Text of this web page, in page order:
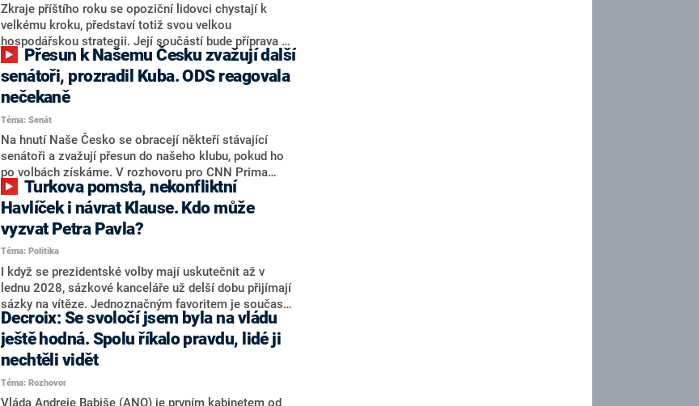
Zkraje příštího roku se opoziční lidovci chystají k
velkému kroku, představí totiž svou velkou
hospodářskou strategii. Její součástí bude příprava na
stárnutí populace, řekl ve středu na setkání s novináři
nový předseda lidovců Jan Grolich. Ten zároveň v
senátních volbách kandiduje ve Vyškově. Popsal i
aktivitu opozice, o níž vládní strany nebo političtí
komentátoři mluví jako o slabé a v defenzivě. „Je to
úmorná práce upozorňovat na chyby vlády. Ministři s
námi navíc nechodí do debat. Chceme ale ukazovat
svoje témata,“ odpověděl Grolich na dotaz CNN Prima
NEWS.
senátoři, prozradil Kuba. ODS reagovala
nečekaně
Téma: Senát
Na hnutí Naše Česko se obracejí někteří stávající
senátoři a zvažují přesun do našeho klubu, pokud ho
po volbách získáme. V rozhovoru pro CNN Prima
NEWS to řekl zakladatel hnutí a jihočeský hejtman
Martin Kuba. Konkrétní nebyl, ale získat by takto mohl
například senátora Zdeňka Hrabu, který je dnes
součástí klubu ODS a TOP 09. Hraba to na dotaz
redakce nevyloučil. Předseda klubu senátorů ODS
Zdeněk Nytra redakci řekl, že počítá s odchodem
některých senátorů z klubu a že Naše Česko není
nepřítel, ale soupeř.
Havlíček i návrat Klause. Kdo může
vyzvat Petra Pavla?
Téma: Politika
I když se prezidentské volby mají uskutečnit až v
lednu 2028, sázkové kanceláře už delší dobu přijímají
sázky na vítěze. Jednoznačným favoritem je současná
hlava státu Petr Pavel. Daleko za ním pak bookmakeři
zmiňují dva výrazné politiky ANO, tedy premiéra
Andreje Babiše a ministra průmyslu Karla Havlíčka.
Oblíbeným tipem samotných sázkařů je poslanec za
Motoristy Filip Turek. Politolog Jan Kubáček nicméně
o případné kandidatuře kohokoliv ze zmíněné trojice
Decroix: Se svoločí jsem byla na vládu
ještě hodná. Spolu říkalo pravdu, lidé ji
nechtěli vidět
Téma: Rozhovor
Vláda Andreje Babiše (ANO) je prvním kabinetem od